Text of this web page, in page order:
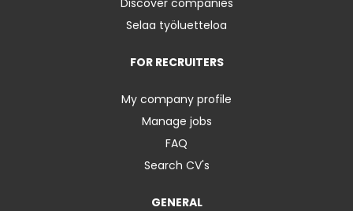
Selaa työluetteloa
FOR RECRUITERS
My company profile
Manage jobs
FAQ
Search CV's
GENERAL